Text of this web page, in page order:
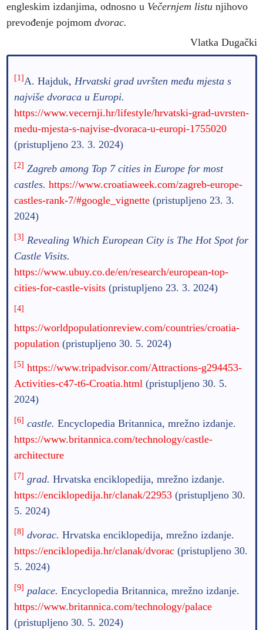
engleskim izdanjima, odnosno u Večernjem listunjihovo
prevođenje pojmom dvorac.
Vlatka Dugački
[1]A. Hajduk, Hrvatski grad uvršten među mjesta s
najviše dvoraca u Europi.
https://www.vecernji.hr/lifestyle/hrvatski-grad-uvrsten-
medu-mjesta-s-najvise-dvoraca-u-europi-1755020
(pristupljeno 23. 3. 2024)
[2] Zagreb among Top 7 cities in Europe for most
castles. https://www.croatiaweek.com/zagreb-europe-
castles-rank-7/#google_vignette(pristupljeno 23. 3.
2024)
[3] Revealing Which European City is The Hot Spot for
Castle Visits.
https://www.ubuy.co.de/en/research/european-top-
cities-for-castle-visits(pristupljeno 23. 3. 2024)
[4]
https://worldpopulationreview.com/countries/croatia-
population(pristupljeno 30. 5. 2024)
[5] https://www.tripadvisor.com/Attractions-g294453-
Activities-c47-t6-Croatia.html(pristupljeno 30. 5.
2024)
[6] castle. Encyclopedia Britannica, mrežno izdanje.
https://www.britannica.com/technology/castle-
architecture
[7] grad. Hrvatska enciklopedija, mrežno izdanje.
https://enciklopedija.hr/clanak/22953(pristupljeno 30.
5. 2024)
[8] dvorac. Hrvatska enciklopedija, mrežno izdanje.
https://enciklopedija.hr/clanak/dvorac(pristupljeno 30.
5. 2024)
[9] palace. Encyclopedia Britannica, mrežno izdanje.
https://www.britannica.com/technology/palace
(pristupljeno 30. 5. 2024)